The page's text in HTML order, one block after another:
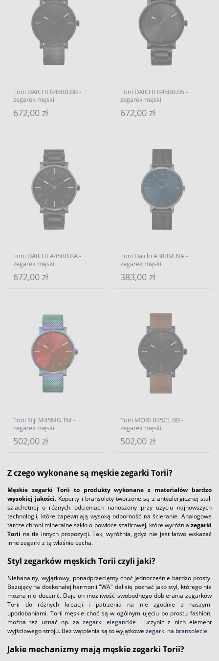
Torii DAICHI B45BB.BB -
zegarek męski
672,00 zł
Torii DAICHI B45BB.B5 -
zegarek męski
672,00 zł
Torii DAICHI A45BB.BA -
zegarek męski
672,00 zł
Torii Daichi A38BM.NA -
zegarek męski
383,00 zł
Torii Niji M45MG.TM -
zegarek męski
502,00 zł
Torii MORI B45CL.BB -
zegarek męski
502,00 zł
Z czego wykonane są męskie zegarki Torii?
Męskie zegarki Torii to produkty wykonane z materiałów bardzo
wysokiej jakości. Koperty i bransolety tworzone są z antyalergicznej stali
szlachetnej o różnych odcieniach nanoszony przy użyciu najnowszych
technologii, które zapewniają wysoką odporność na ścieranie. Analogowe
tarcze chroni mineralne szkło o powłoce szafirowej, które wyróżnia zegarki
Torii na tle innych propozycji. Tak, wyróżnia, gdyż nie jest łatwo wskazać
inne zegarki z tą właśnie cechą.
Styl zegarków męskich Torii czyli jaki?
Niebanalny, wyjątkowy, ponadprzeciętny choć jednocześnie bardzo prosty.
Bazujący na doskonałej harmonii "WA" dał się poznać jako styl, którego nie
można nie docenić. Daje on możliwość swobodnego dobierania zegarków
Torii do różnych kreacji i patrzenia na nie zgodnie z naszymi
upodobaniami. Torii męskie choć są w ogólnym ujęciu po prostu fashion,
można też uznać np. zazegarki eleganckie i uczynić z nich element
wyjściowego stroju. Bez wątpienia są to wyjątkowe zegarki na bransolecie.
Jakie mechanizmy mają męskie zegarki Torii?